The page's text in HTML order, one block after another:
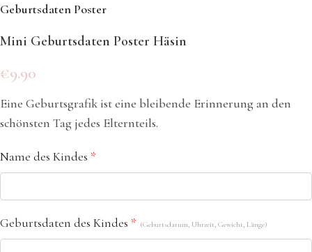
Geburtsdaten Poster
Mini Geburtsdaten Poster Häsin
€9.90
Eine Geburtsgrafik ist eine bleibende Erinnerung an den
schönsten Tag jedes Elternteils.
Name des Kindes *
Geburtsdaten des Kindes * (Geburtsdatum, Uhrzeit, Gewicht, Länge)